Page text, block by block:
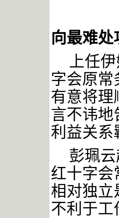
向最难处
上任
字会原常
有意将理
言不讳地
利益关系
彭珮
红十字会
相对独立
不利于工